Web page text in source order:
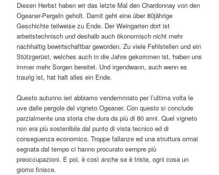
Diesen Herbst haben wir das letzte Mal den Chardonnay von den
Ogeaner-Pergeln geholt. Damit geht eine über 80jährige
Geschichte teilweise zu Ende. Der Weingarten dort ist
arbeitstechnisch und deshalb auch ökonomisch nicht mehr
nachhaltig bewirtschaftbar geworden. Zu viele Fehlstellen und ein
Stützgerüst, welches auch in die Jahre gekommen ist, haben uns
immer mehr Sorgen bereitet. Und irgendwann, auch wenn es
traurig ist, hat halt alles ein Ende.
Questo autunno ieri abbiamo vendemmiato per l’ultima volta le
uve dalle pergole del vigneto Ogeaner. Con questo si conclude
parzialmente una storia che dura da più di 80 anni. Quel vigneto
non era più sostenibile dal punto di vista tecnico ed di
conseguenza economico. Troppe fallanze ed una struttura ormai
segnata dal tempo ci hanno procurato sempre più
preoccupazioni. E poi, è così anche se è triste, ogni cosa un
giorno finisce.